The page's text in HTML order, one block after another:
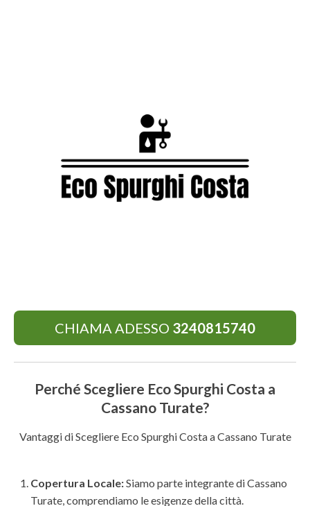
CHIAMA ADESSO 3240815740
Perché Scegliere Eco Spurghi Costa a
Cassano Turate?
Vantaggi di Scegliere Eco Spurghi Costa a Cassano Turate
Copertura Locale:Siamo parte integrante di Cassano
Turate, comprendiamo le esigenze della città.